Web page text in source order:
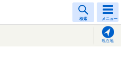
検索 メニュー
現在地